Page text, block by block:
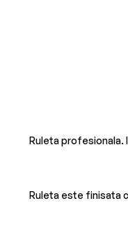
Ruleta profesionala.
Ruleta este finisata